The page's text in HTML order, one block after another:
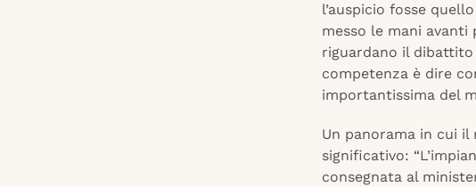
l’auspicio fosse
messo le mani avanti
riguardano il
competenza è dire
importantissima del
Un panorama in cui
significativo:
consegnata al